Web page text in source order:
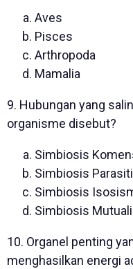
Aves
Pisces
Arthropoda
Mamalia
9. Hubungan yang
organisme disebut?
Simbiosis
Simbiosis
Simbiosis
Simbiosis
10. Organel penting
menghasilkan energi